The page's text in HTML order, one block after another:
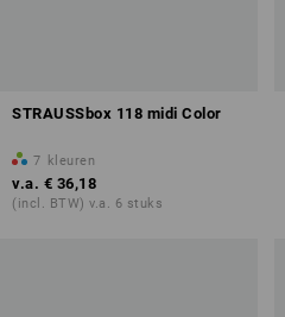
STRAUSSbox 118 midi Color
7 kleuren
v.a. € 36,18
(incl. BTW) v.a. 6 stuks